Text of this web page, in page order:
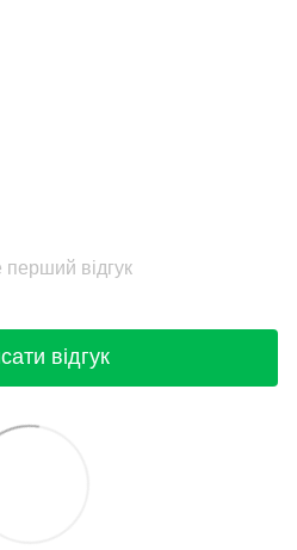
перший відгук
відгук